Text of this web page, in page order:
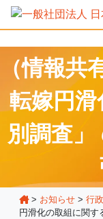
（情報共
転嫁円
別調査」
> お知らせ > 行
円滑化の取組に関す